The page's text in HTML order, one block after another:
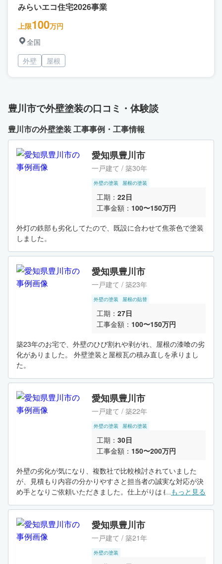
みらいエコ住宅2026事業
上限100万円
全国
外壁
屋根
豊川市で外壁塗装の口コミ・体験談
豊川市の外壁塗装 工事事例・工事情報
愛知県豊川市
一戸建て / 築30年
外壁の塗装 屋根の塗装
工期： 22日
工事金額： 100〜150万円
外灯の鉄部も劣化してたので、既設に合わせて焦茶色で塗装
しました。
愛知県豊川市
一戸建て / 築23年
外壁の塗装 屋根の貼替
工期： 27日
工事金額： 100〜150万円
築23年のお宅で、外壁のひび割れや剥がれ、屋根の漆喰の劣
化がありました。 外壁塗装と屋根瓦の積み直しを承りまし
た。
愛知県豊川市
一戸建て / 築22年
外壁の塗装 屋根の塗装
工期： 30日
工事金額： 150〜200万円
外壁の劣化が気になり、複数社で比較検討されていました
が、見積もり内容の分かりやすさと担当者の誠実な対応が決
め手となりご依頼いただきました。仕上がりはもちろん、安
した施工となりました。
...もっと見る
愛知県豊川市
一戸建て / 築21年
外壁の塗装